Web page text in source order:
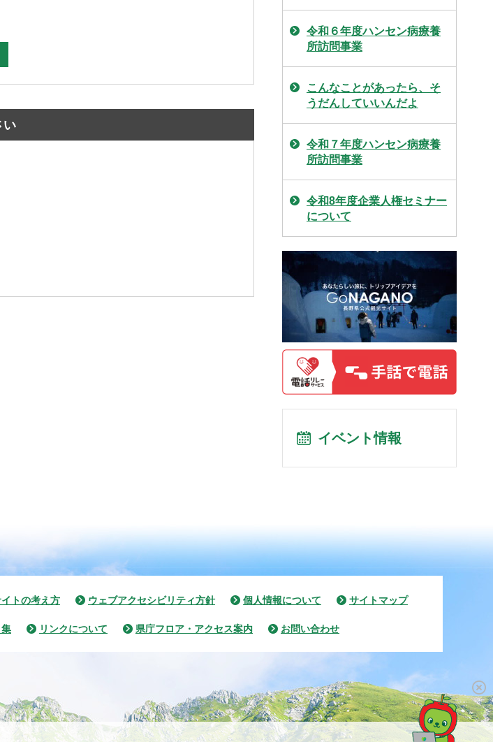
い
令和６年度ハンセン病療養
所訪問事業
こんなことがあったら、そ
うだんしていいんだよ
令和７年度ハンセン病療養
所訪問事業
令和8年度企業人権セミナー
について
イベント情報
トの考え方 ウェブアクセシビリティ方針 個人情報について サイトマップ
集 リンクについて 県庁フロア・アクセス案内 お問い合わせ